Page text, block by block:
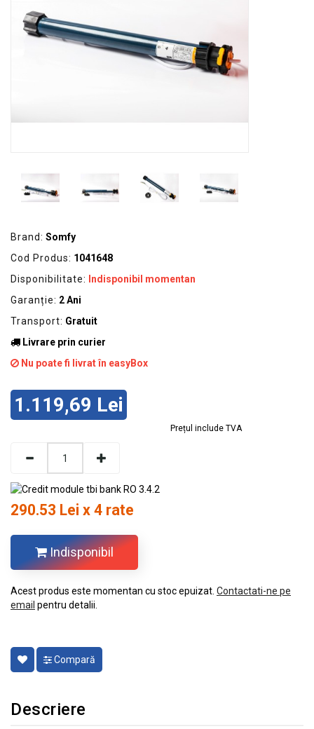
SCULE
DE
Brand: Somfy
Cod Produs: 1041648
Disponibilitate:
Indisponibil momentan
Garanție: 2 Ani
Transport: Gratuit
Livrare prin curier
Nu poate fi livrat în easyBox
1.119,69 Lei
Prețul include TVA
290.53 Lei x 4 rate
Indisponibil
Acest produs este momentan cu stoc epuizat. Contactati-ne pe
email pentru detalii.
Compară
Descriere